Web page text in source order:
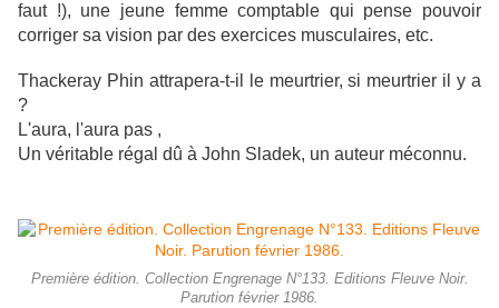
faut !), une jeune femme comptable qui pense pouvoir
corriger sa vision par des exercices musculaires, etc.
Thackeray Phin attrapera-t-il le meurtrier, si meurtrier il y a
?
L'aura, l'aura pas ,
Un véritable régal dû à John Sladek, un auteur méconnu.
Première édition. Collection Engrenage N°133. Editions Fleuve Noir.
Parution février 1986.